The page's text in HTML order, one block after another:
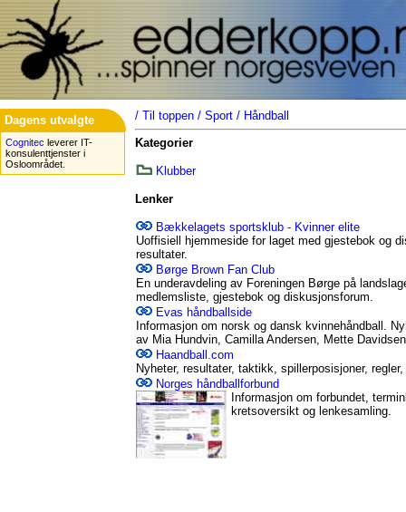
Dagens utvalgte
Cognitec leverer IT-
konsulenttjenster i
Osloområdet.
/ Til toppen / Sport / Håndball
Kategorier
Klubber
Lenker
Bækkelagets sportsklub - Kvinner elite
Uoffisiell hjemmeside for laget med gjestebok og
resultater.
Børge Brown Fan Club
En underavdeling av Foreningen Børge på
medlemsliste, gjestebok og diskusjonsforum.
Evas håndballside
Informasjon om norsk og dansk kvinnehåndball.
av Mia Hundvin, Camilla Andersen, Mette
Haandball.com
Nyheter, resultater, taktikk, spillerposisjoner,
Norges håndballforbund
Informasjon om forbundet,
kretsoversikt og lenkesamling.